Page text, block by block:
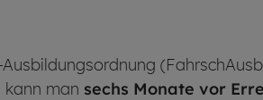
kann man sechs Monate vor